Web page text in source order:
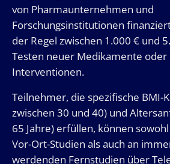
von Pharmaunternehmen und
Forschungsinstitutionen
der Regel zwischen 1.000 € und
Testen neuer Medikamente oder
Interventionen.
Teilnehmer, die spezifische BMI-
zwischen 30 und 40) und
65 Jahre) erfüllen, können
Vor-Ort-Studien als auch an
werdenden Fernstudien über